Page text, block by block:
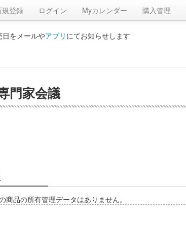
規登録 ログイン Myカレンダー 購入管理
日をメールやアプリ にてお知らせします
門家会議
商品の所有管理データはありません。